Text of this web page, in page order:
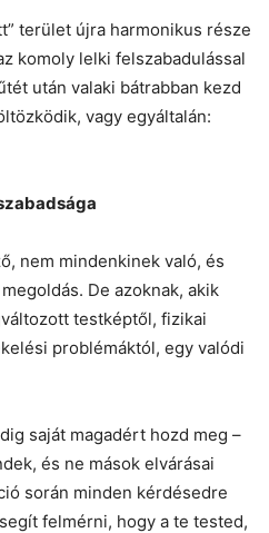
terület újra harmonikus része
komoly lelki felszabadulással
után valaki bátrabban kezd
vagy egyáltalán:
nem mindenkinek való, és
De azoknak, akik
testképtől, fizikai
problémáktól, egy valódi
saját magadért hozd meg –
és ne mások elvárásai
során minden kérdésedre
felmérni, hogy a te tested,